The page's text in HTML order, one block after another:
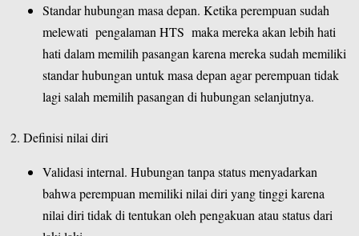
Standar hubungan masa depan. Ketika perempuan sudah
melewati pengalaman HTS maka mereka akan lebih hati
hati dalam memilih pasangan karena mereka sudah memiliki
standar hubungan untuk masa depan agar perempuan tidak
lagi salah memilih pasangan di hubungan selanjutnya.
2. Definisi nilai diri
Validasi internal. Hubungan tanpa status menyadarkan
bahwa perempuan memiliki nilai diri yang tinggi karena
nilai diri tidak di tentukan oleh pengakuan atau status dari